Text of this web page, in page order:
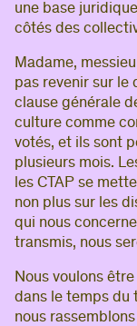
une base
côtés des
Madame,
pas revenir sur le
clause générale
culture comme
votés, et ils sont
plusieurs mois.
les CTAP se
non plus sur les
qui nous
transmis, nous
Nous voulons
dans le temps du
nous